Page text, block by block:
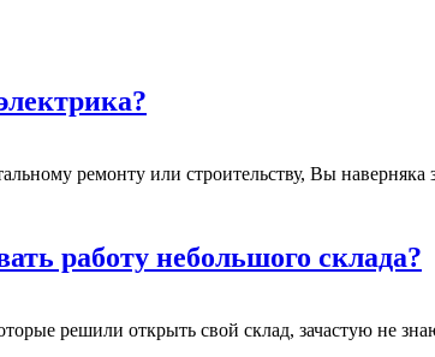
ремонту или строительству, Вы наверняка
работу небольшого склада?
решили открыть свой склад, зачастую не